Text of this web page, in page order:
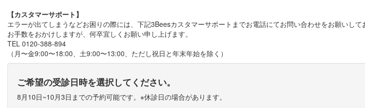
【カスタマーサポート】
エラーが出てしまうなどお困りの際には、下記3Beesカスタマーサポートまでお電話にてお問い合わせをお願いして
お手数をおかけしますが、何卒宜しくお願い申し上げます。
TEL 0120-388-894
（月〜金9:00〜18:00、土9:00〜13:00、ただし祝日と年末年始を除く）
ご希望の受診日時を選択してください。
8月10日~10月3日までの予約可能です。※休診日の場合があります。